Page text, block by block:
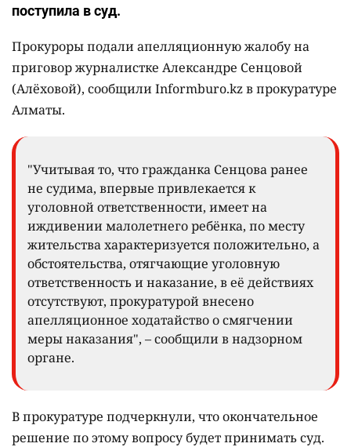
поступила в суд.
Прокуроры подали апелляционную жалобу на
приговор журналистке Александре Сенцовой
(Алёховой), сообщили Informburo.kz в прокуратуре
Алматы.
"Учитывая то, что гражданка Сенцова ранее
не судима, впервые привлекается к
уголовной ответственности, имеет на
иждивении малолетнего ребёнка, по месту
жительства характеризуется положительно, а
обстоятельства, отягчающие уголовную
ответственность и наказание, в её действиях
отсутствуют, прокуратурой внесено
апелляционное ходатайство о смягчении
меры наказания", – сообщили в надзорном
органе.
В прокуратуре подчеркнули, что окончательное
решение по этому вопросу будет принимать суд.